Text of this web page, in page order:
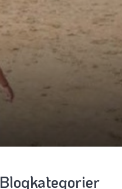
Blogkategorier